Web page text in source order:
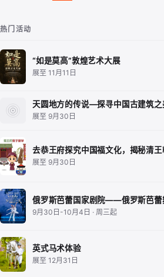
热门活动
“如是莫高”敦煌艺术大展
展至 11月11日
天圆地方的传说—探寻中国古建筑
展至 9月30日
去恭王府探究中国福文化，揭秘清
展至 9月30日
俄罗斯芭蕾国家剧院——俄罗斯芭蕾
9月30日-10月4日 · 周三起
英式马术体验
展至 12月31日